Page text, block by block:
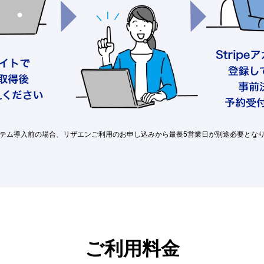
ム導入前の場合、リザエンご利用のお申し込みから最長5営業日が別途必要とな
ご利用料金